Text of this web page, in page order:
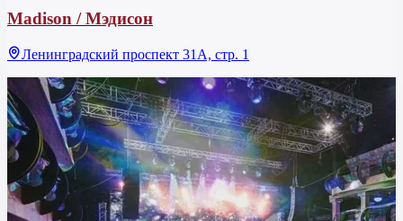
Madison / Мэдисон
Ленинградский проспект 31А, стр. 1